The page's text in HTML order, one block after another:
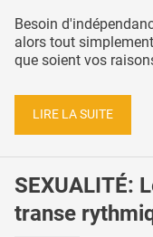
Besoin
alors tout
que soient vos
LIRE LA SUITE
SEXUALITÉ:
transe